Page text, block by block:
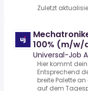
Zuletzt
100% (m/w/
Universal-Job
Hier kommt
Entsprechend
breite Palette
auf dem